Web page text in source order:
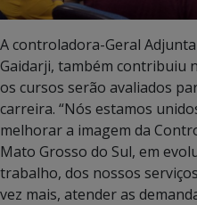
A controladora-Geral
Gaidarji, também contribuiu
os cursos serão avaliados
carreira. “Nós estamos
melhorar a imagem da
Mato Grosso do Sul, em
trabalho, dos nossos
vez mais, atender as